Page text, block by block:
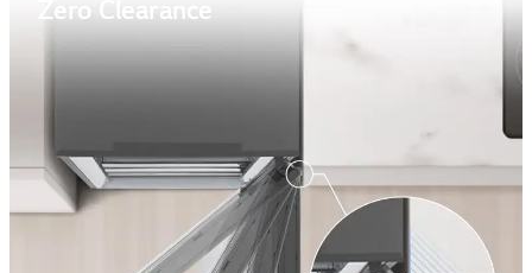
Zero Clearance